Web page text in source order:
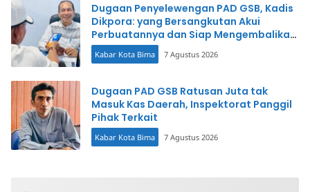
Dugaan Penyelewengan PAD GSB, Kadis
Dikpora: yang Bersangkutan Akui
Perbuatannya dan Siap Mengembalikan
Uang
Kabar Kota Bima 7 Agustus 2026
Dugaan PAD GSB Ratusan Juta tak
Masuk Kas Daerah, Inspektorat Panggil
Pihak Terkait
Kabar Kota Bima 7 Agustus 2026